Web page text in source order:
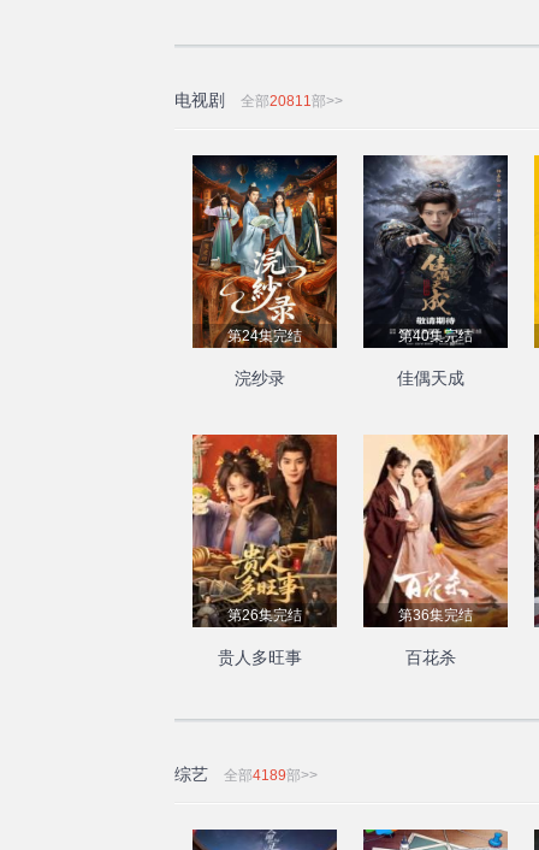
电视剧 全部20811部>>
第24集完结
浣纱录
第40集完结
佳偶天成
第26集完结
贵人多旺事
第36集完结
百花杀
综艺 全部4189部>>